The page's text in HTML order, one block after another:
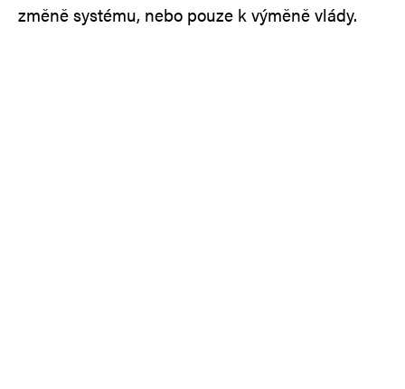
změně systému, nebo pouze k výměně vlády.